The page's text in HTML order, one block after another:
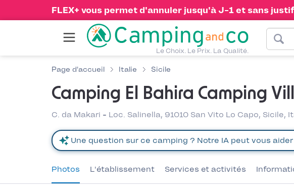
FLEX+ vous permet d'annuler jusqu'à J-1 et sans
Le Choix. Le Prix. La Qualité.
Page d'accueil Italie Sicile
Camping El Bahira Camping
C. da Makari - Loc. Salinella, 91010 San Vito Lo Capo, Sicile,
Photos L'établissement Services et activités